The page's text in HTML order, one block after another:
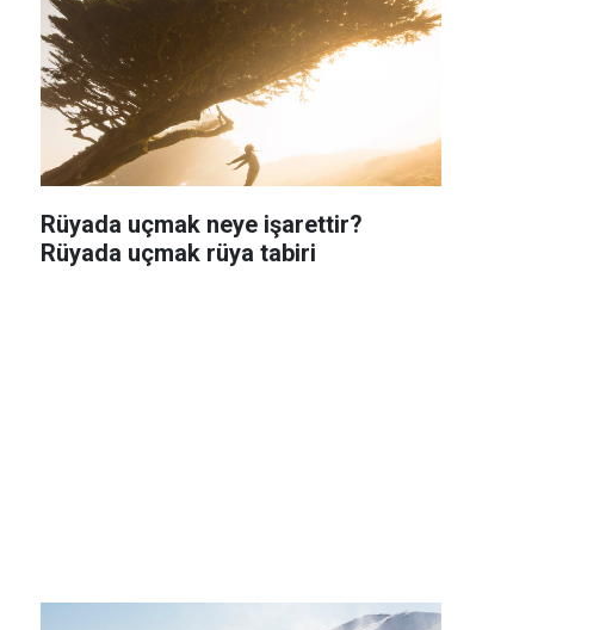
Rüyada uçmak neye işarettir?
Rüyada uçmak rüya tabiri